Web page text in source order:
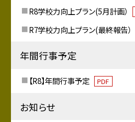
R8学校力向上プラン(5月計画）
R7学校力向上プラン(最終報告）
年間行事予定
【R8】年間行事予定 PDF
お知らせ